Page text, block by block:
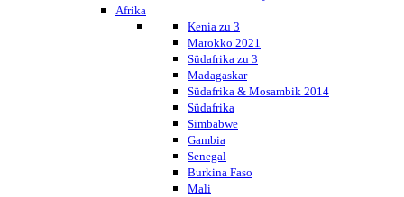
Afrika
Kenia zu 3
Marokko 2021
Südafrika zu 3
Madagaskar
Südafrika & Mosambik 2014
Südafrika
Simbabwe
Gambia
Senegal
Burkina Faso
Mali